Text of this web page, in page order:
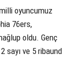
oyuncumuz
76ers,
oldu. Genç
sayı ve 5 ribaund